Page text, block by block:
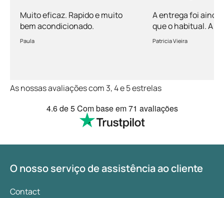
Muito eficaz. Rapido e muito
bem acondicionado.
Paula
A entrega foi ainda
que o habitual. A
vem bem
Patricia Vieira
As nossas avaliações com 3, 4 e 5 estrelas
4.6de 5Com base em71 avaliações
O nosso serviço de assistência ao cliente
Contact